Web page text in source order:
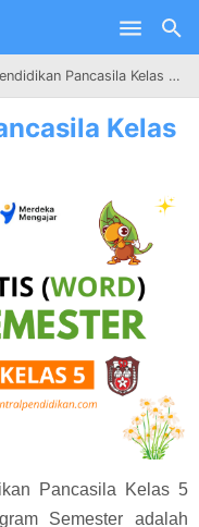
Pancasila Kelas 5 Fase C K-Merdeka
Kelas
Pancasila Kelas 5
Semester adalah